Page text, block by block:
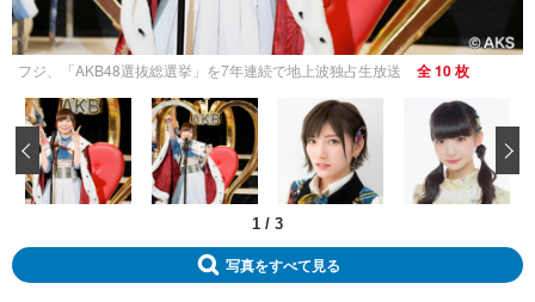
フジ、「AKB48選抜総選挙」を7年連続で地上波独占生放送 全 10 枚
1 / 3
‹
写真をすべて見る